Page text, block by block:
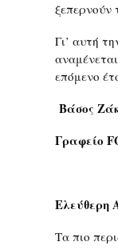
ξεπερνούν
Γι’ αυτή
επόμενο
Βάσος
Γραφείο
Ελεύθερη
Τα πιο